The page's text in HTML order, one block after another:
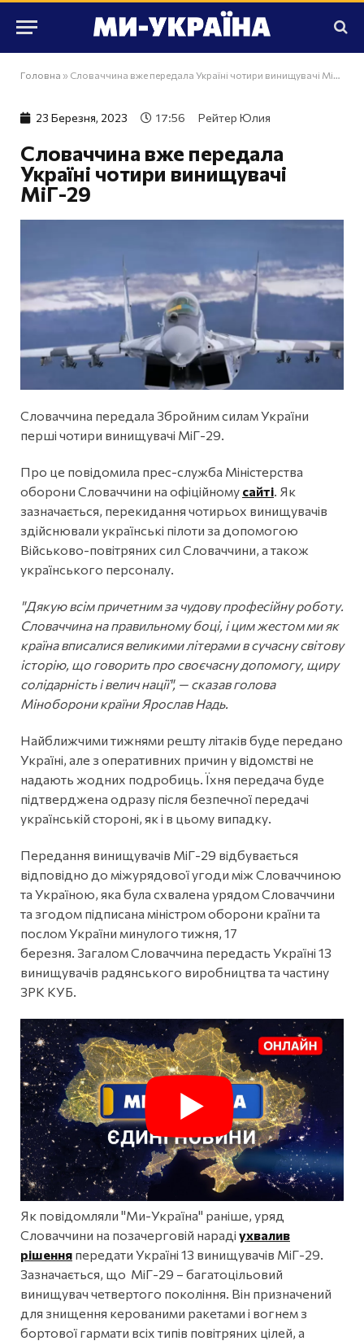
Головна » Словаччина вже передала Україні чотири винищувачі МіГ-29
23 Березня, 2023 17:56 Рейтер Юлия
Словаччина вже передала
Україні чотири винищувачі
МіГ-29
Словаччина передала Збройним силам України
перші чотири винищувачі МіГ-29.
Про це повідомила прес-служба Міністерства
оборони Словаччини на офіційному сайті . Як
зазначається, перекидання чотирьох винищувачів
здійснювали українські пілоти за допомогою
Військово-повітряних сил Словаччини, а також
українського персоналу.
"Дякую всім причетним за чудову професійну роботу.
Словаччина на правильному боці, і цим жестом ми як
країна вписалися великими літерами в сучасну світову
історію, що говорить про своєчасну допомогу, щиру
солідарність і велич нації", — сказав голова
Міноборони країни Ярослав Надь.
Найближчими тижнями решту літаків буде передано
Україні, але з оперативних причин у відомстві не
надають жодних подробиць. Їхня передача буде
підтверджена одразу після безпечної передачі
українській стороні, як і в цьому випадку.
Передання винищувачів МіГ-29 відбувається
відповідно до міжурядової угоди між Словаччиною
та Україною, яка була схвалена урядом Словаччини
та згодом підписана міністром оборони країни та
послом України минулого тижня, 17
березня. Загалом Словаччина передасть Україні 13
винищувачів радянського виробництва та частину
ЗРК КУБ.
Як повідомляли "Ми-Україна" раніше, уряд
Словаччини на позачерговій нараді ухвалив
рішення передати Україні 13 винищувачів МіГ-29.
Зазначається, що МіГ-29 – багатоцільовий
винищувач четвертого покоління. Він призначений
для знищення керованими ракетами і вогнем з
бортової гармати всіх типів повітряних цілей, а